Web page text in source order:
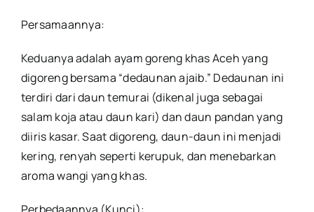
Persamaannya:
Keduanya adalah ayam goreng khas Aceh yang
digoreng bersama “dedaunan ajaib.” Dedaunan ini
terdiri dari daun temurai (dikenal juga sebagai
salam koja atau daun kari) dan daun pandan yang
diiris kasar. Saat digoreng, daun-daun ini menjadi
kering, renyah seperti kerupuk, dan menebarkan
aroma wangi yang khas.